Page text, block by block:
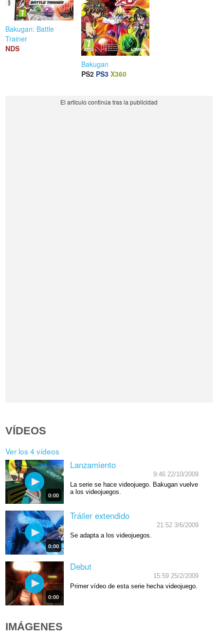
Bakugan: Battle
Trainer
NDS
Bakugan
PS2 PS3 X360
VÍDEOS
Ver los 4 vídeos
0:00
Lanzamiento
9:46 22/10/2009
La serie se hace videojuego. Bakugan vuelve
a los videojuegos.
0:00
Tráiler extendido
21:52 3/6/2009
Se adapta a los videojuegos.
0:00
Debut
15:59 25/2/2009
Primer vídeo de esta serie hecha videojuego.
IMÁGENES